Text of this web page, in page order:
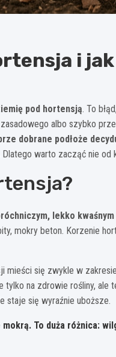
i
pod hortensją. To
albo szybko
dobrane podłoże
Dlatego warto zacząć nie od
lekko
mokry beton. Korzenie
mieści się zwykle w zakresie
tylko na zdrowie rośliny,
staje się wyraźnie uboższe.
To duża różnica: